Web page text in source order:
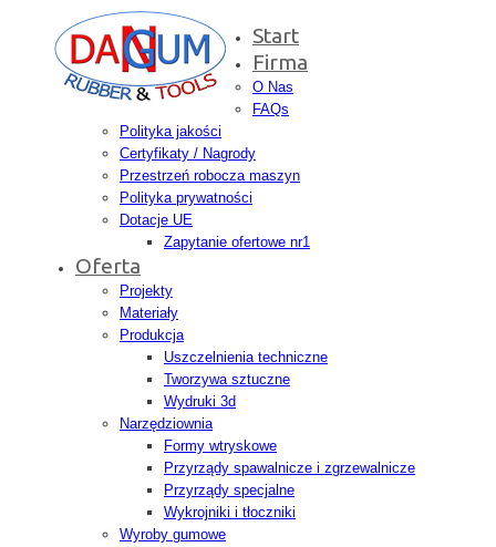
Start
Firma
O Nas
FAQs
Polityka jakości
Certyfikaty / Nagrody
Przestrzeń robocza maszyn
Polityka prywatności
Dotacje UE
Zapytanie ofertowe nr1
Oferta
Projekty
Materiały
Produkcja
Uszczelnienia techniczne
Tworzywa sztuczne
Wydruki 3d
Narzędziownia
Formy wtryskowe
Przyrządy spawalnicze i zgrzewalnicze
Przyrządy specjalne
Wykrojniki i tłoczniki
Wyroby gumowe